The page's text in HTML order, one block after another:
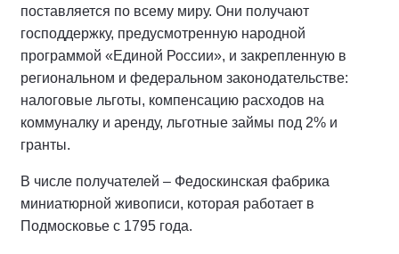
поставляется по всему миру. Они получают
господдержку, предусмотренную народной
программой «Единой России», и закрепленную в
региональном и федеральном законодательстве:
налоговые льготы, компенсацию расходов на
коммуналку и аренду, льготные займы под 2% и
гранты.
В числе получателей – Федоскинская фабрика
миниатюрной живописи, которая работает в
Подмосковье с 1795 года.